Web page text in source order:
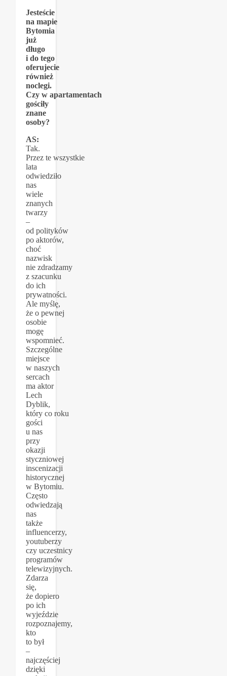
Jesteście
na mapie
Bytomia
już
długo
i do tego
oferujecie
również
noclegi.
Czy w apartamentach
gościły
znane
osoby?
AS:
Tak.
Przez te wszystkie
lata
odwiedziło
nas
wiele
znanych
twarzy
–
od polityków
po aktorów,
choć
nazwisk
nie zdradzamy
z szacunku
do ich
prywatności.
Ale myślę,
że o pewnej
osobie
mogę
wspomnieć.
Szczególne
miejsce
w naszych
sercach
ma aktor
Lech
Dyblik,
który co roku
gości
u nas
przy
okazji
styczniowej
inscenizacji
historycznej
w Bytomiu.
Często
odwiedzają
nas
także
influencerzy,
youtuberzy
czy uczestnicy
programów
telewizyjnych.
Zdarza
się,
że dopiero
po ich
wyjeździe
rozpoznajemy,
kto
to był
–
najczęściej
dzięki